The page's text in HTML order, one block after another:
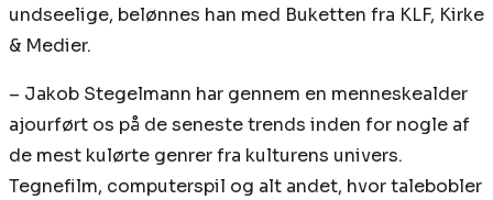
undseelige, belønnes han med Buketten fra KLF, Kirke
& Medier.
– Jakob Stegelmann har gennem en menneskealder
ajourført os på de seneste trends inden for nogle af
de mest kulørte genrer fra kulturens univers.
Tegnefilm, computerspil og alt andet, hvor talebobler